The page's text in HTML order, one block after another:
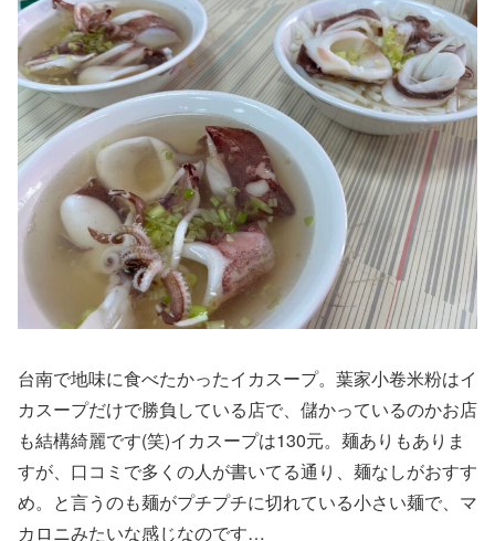
台南で地味に食べたかったイカスープ。葉家小卷米粉はイ
カスープだけで勝負している店で、儲かっているのかお店
も結構綺麗です(笑)イカスープは130元。麺ありもありま
すが、口コミで多くの人が書いてる通り、麺なしがおすす
め。と言うのも麺がプチプチに切れている小さい麺で、マ
カロニみたいな感じなのです…